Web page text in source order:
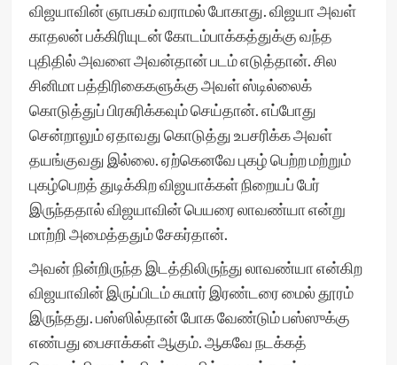
விஜயாவின் ஞாபகம் வராமல் போகாது. விஜயா அவள்
காதலன் பக்கிரியுடன் கோடம்பாக்கத்துக்கு வந்த
புதிதில் அவளை அவன்தான் படம் எடுத்தான். சில
சினிமா பத்திரிகைகளுக்கு அவள் ஸ்டில்லைக்
கொடுத்துப் பிரசுரிக்கவும் செய்தான். எப்போது
சென்றாலும் ஏதாவது கொடுத்து உபசரிக்க அவள்
தயங்குவது இல்லை. ஏற்கெனவே புகழ் பெற்ற மற்றும்
புகழ்பெறத் துடிக்கிற விஜயாக்கள் நிறையப் பேர்
இருந்ததால் விஜயாவின் பெயரை லாவண்யா என்று
மாற்றி அமைத்ததும் சேகர்தான்.
அவன் நின்றிருந்த இடத்திலிருந்து லாவண்யா என்கிற
விஜயாவின் இருப்பிடம் சுமார் இரண்டரை மைல் தூரம்
இருந்தது. பஸ்ஸில்தான் போக வேண்டும் பஸ்ஸுக்கு
எண்பது பைசாக்கள் ஆகும். ஆகவே நடக்கத்